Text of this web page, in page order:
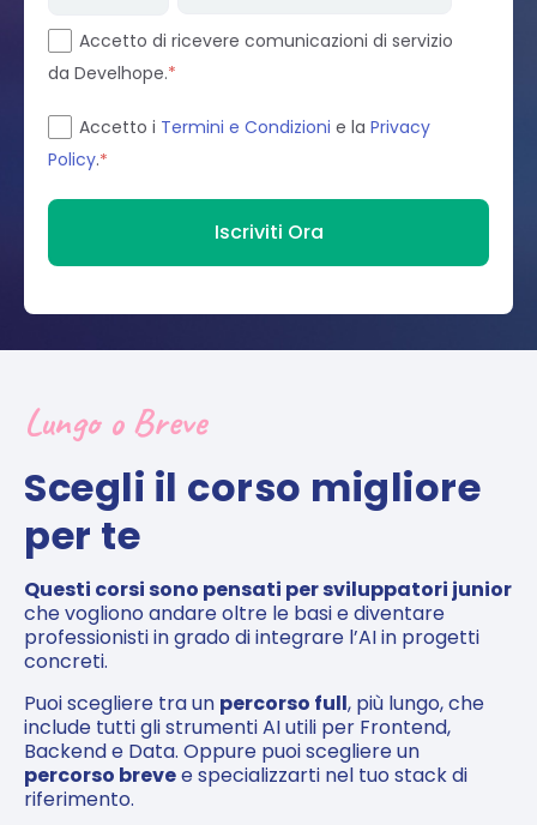
Accetto di ricevere comunicazioni di servizio
da Develhope.*
Accetto i Termini e Condizioni e la Privacy
Policy.*
Lungo o Breve
Scegli il corso migliore
per te
Questi corsi sono pensati per sviluppatori junior
che vogliono andare oltre le basi e diventare
professionisti in grado di integrare l’AI in progetti
concreti.
Puoi scegliere tra un percorso full, più lungo, che
include tutti gli strumenti AI utili per Frontend,
Backend e Data. Oppure puoi scegliere un
percorso brevee specializzarti nel tuo stack di
riferimento.